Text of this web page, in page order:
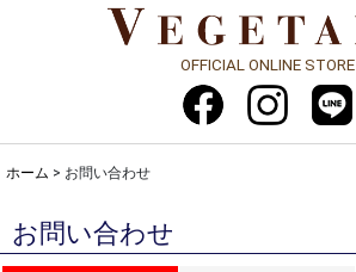
OFFICIAL ONLINE STORE
ホーム > お問い合わせ
お問い合わせ